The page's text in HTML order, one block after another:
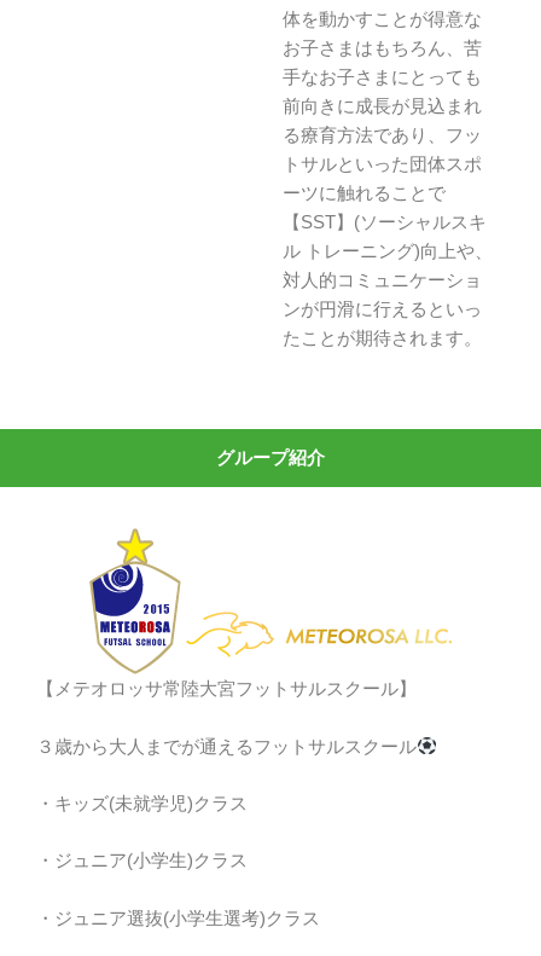
体を動かすことが得意な
お子さまはもちろん、苦
手なお子さまにとっても
前向きに成長が見込まれ
る療育方法であり、フッ
トサルといった団体スポ
ーツに触れることで
【SST】(ソーシャルスキ
ル トレーニング)向上や、
対人的コミュニケーショ
ンが円滑に行えるといっ
たことが期待されます。
グループ紹介
【メテオロッサ常陸大宮フットサルスクール】
３歳から大人までが通えるフットサルスクール
・キッズ(未就学児)クラス
・ジュニア(小学生)クラス
・ジュニア選抜(小学生選考)クラス